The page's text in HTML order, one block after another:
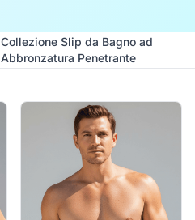
Collezione Slip da Bagno ad
Abbronzatura Penetrante